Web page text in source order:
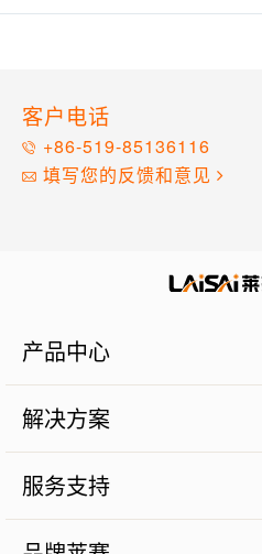
客户电话
+86-519-85136116
填写您的反馈和意见
产品中心
激光扫平仪
激光标线仪
激光标点仪
瓷砖铺贴
激光测量仪器
解决方案
商业建筑施工篇
管道施工篇
农业土地整平篇
砼面摊铺篇
服务支持
品质保证